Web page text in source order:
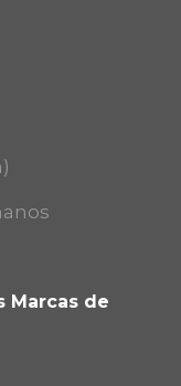
Marcas de